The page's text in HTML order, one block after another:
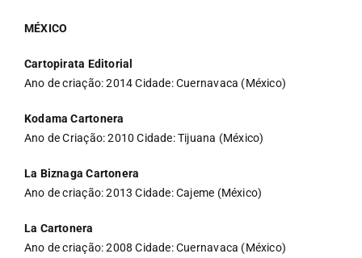
MÉXICO
Cartopirata Editorial
Ano de criação: 2014 Cidade: Cuernavaca (México)
Kodama Cartonera
Ano de Criação: 2010 Cidade: Tijuana (México)
La Biznaga Cartonera
Ano de criação: 2013 Cidade: Cajeme (México)
La Cartonera
Ano de criação: 2008 Cidade: Cuernavaca (México)